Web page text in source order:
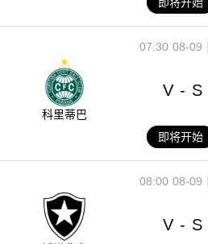
即将开始
08-09
07:30
科里蒂巴
V - S
即将开始
08-09
08:00
V - S